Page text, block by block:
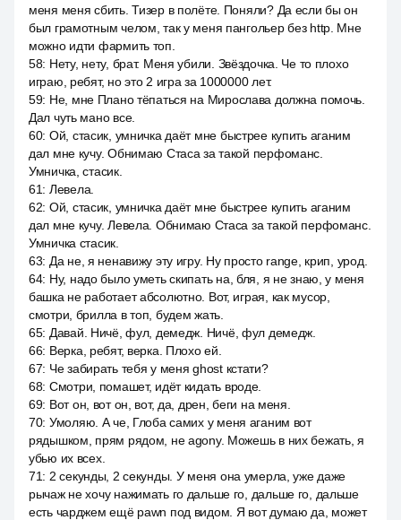
меня меня сбить. Тизер в полёте. Поняли? Да если бы он
был грамотным челом, так у меня пангольер без http. Мне
можно идти фармить топ.
58: Нету, нету, брат. Меня убили. Звёздочка. Че то плохо
играю, ребят, но это 2 игра за 1000000 лет.
59: Не, мне Плано тёпаться на Мирослава должна помочь.
Дал чуть мано все.
60: Ой, стасик, умничка даёт мне быстрее купить аганим
дал мне кучу. Обнимаю Стаса за такой перфоманс.
Умничка, стасик.
61: Левела.
62: Ой, стасик, умничка даёт мне быстрее купить аганим
дал мне кучу. Левела. Обнимаю Стаса за такой перфоманс.
Умничка стасик.
63: Да не, я ненавижу эту игру. Ну просто range, крип, урод.
64: Ну, надо было уметь скипать на, бля, я не знаю, у меня
башка не работает абсолютно. Вот, играя, как мусор,
смотри, брилла в топ, будем жать.
65: Давай. Ничё, фул, демедж. Ничё, фул демедж.
66: Верка, ребят, верка. Плохо ей.
67: Че забирать тебя у меня ghost кстати?
68: Смотри, помашет, идёт кидать вроде.
69: Вот он, вот он, вот, да, дрен, беги на меня.
70: Умоляю. А че, Глоба самих у меня аганим вот
рядышком, прям рядом, не agony. Можешь в них бежать, я
убью их всех.
71: 2 секунды, 2 секунды. У меня она умерла, уже даже
рычаж не хочу нажимать го дальше го, дальше го, дальше
есть чарджем ещё pawn под видом. Я вот думаю да, может